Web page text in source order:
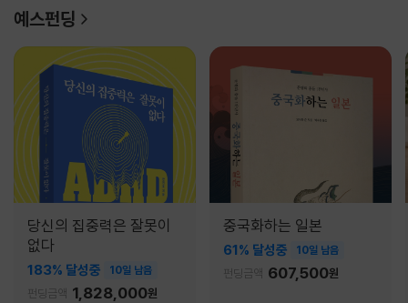
예스펀딩
당신의 집중력은 잘못이
없다
183% 달성중 10일 남음
펀딩금액 1,828,000원
중국화하는 일본
61% 달성중 10일 남음
펀딩금액 607,500원